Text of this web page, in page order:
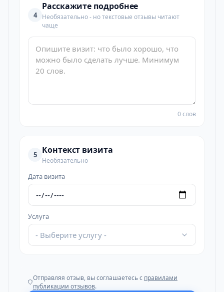
4
Расскажите подробнее
Необязательно - но текстовые отзывы читают
чаще
0 слов
5 Контекст визита
Необязательно
Дата визита
Услуга
- Выберите услугу -
Отправляя отзыв, вы соглашаетесь с правилами
публикации отзывов.